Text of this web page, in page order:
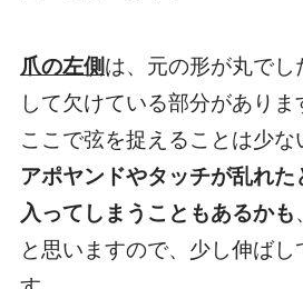
爪の左側は、元の形が丸で
して欠けている部分がありま
ここで弦を捉えることは少な
アポヤンドやタッチが乱れ
入ってしまうこともあるかも
と思いますので、少し伸ば